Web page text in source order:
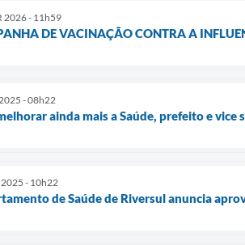
2026 - 11h59
DE VACINAÇÃO CONTRA A
- 08h22
ainda mais a Saúde, prefeito e
- 10h22
de Saúde de Riversul anuncia